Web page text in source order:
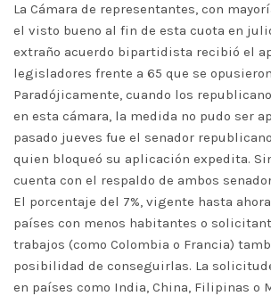
La Cámara de representantes, con
el visto bueno al fin de esta cuota en
extraño acuerdo bipartidista recibió el
legisladores frente a 65 que se
Paradójicamente, cuando los
en esta cámara, la medida no pudo ser
pasado jueves fue el senador
quien bloqueó su aplicación expedita.
cuenta con el respaldo de ambos
El porcentaje del 7%, vigente hasta
países con menos habitantes o
trabajos (como Colombia o Francia)
posibilidad de conseguirlas. La
en países como India, China, Filipinas o